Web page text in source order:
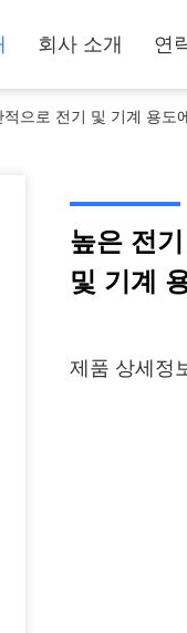
회사 소개 연
으로 전기 및 기계 용도
높은 전
및 기계
제품 상세정